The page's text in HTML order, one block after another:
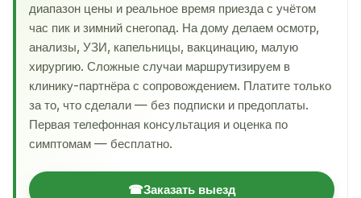
диапазон цены и реальное время приезда с учётом
час пик и зимний снегопад. На дому делаем осмотр,
анализы, УЗИ, капельницы, вакцинацию, малую
хирургию. Сложные случаи маршрутизируем в
клинику-партнёра с сопровождением. Платите только
за то, что сделали — без подписки и предоплаты.
Первая телефонная консультация и оценка по
симптомам — бесплатно.
☎Заказать выезд